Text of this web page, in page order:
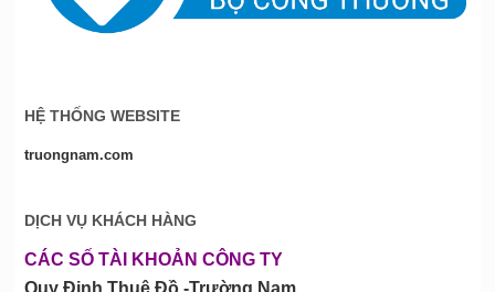
HỆ THỐNG WEBSITE
truongnam.com
DỊCH VỤ KHÁCH HÀNG
CÁC SỐ TÀI KHOẢN CÔNG TY
Quy Định Thuê Đồ -Trường Nam